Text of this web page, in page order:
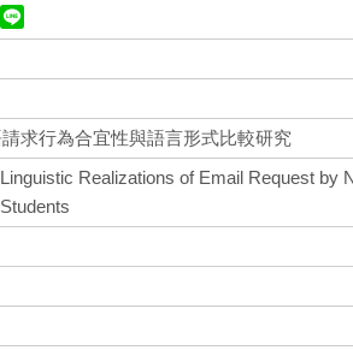
求行為合宜性與語言形式比較研究
Realizations of Email Request by